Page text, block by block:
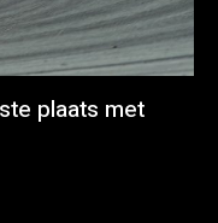
plaats met